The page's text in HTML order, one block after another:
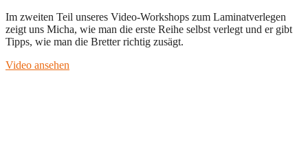
Im zweiten Teil unseres Video-Workshops zum Laminatverlegen
zeigt uns Micha, wie man die erste Reihe selbst verlegt und er gibt
Tipps, wie man die Bretter richtig zusägt.
Video ansehen